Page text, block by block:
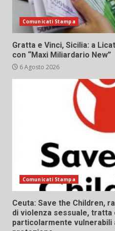
Comunicati Stampa
Gratta e Vinci, Sicilia: a
con “Maxi Miliardario New”
6 Agosto 2026
Comunicati Stampa
Ceuta: Save the Children,
di violenza sessuale,
particolarmente vulnerabili